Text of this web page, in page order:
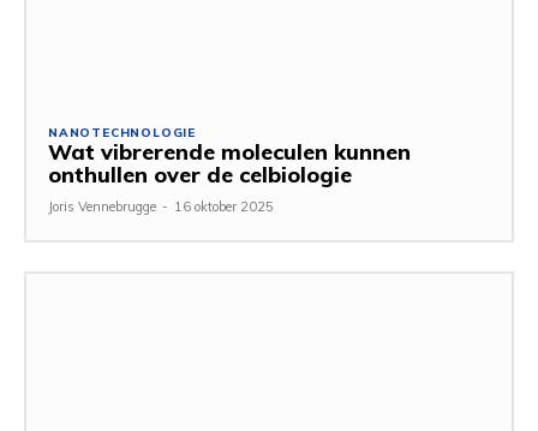
NANOTECHNOLOGIE
Wat vibrerende moleculen kunnen
onthullen over de celbiologie
Joris Vennebrugge - 16 oktober 2025